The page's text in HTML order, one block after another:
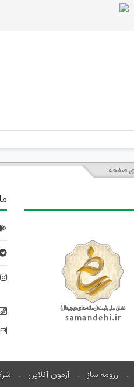
صفحه
رزومه ساز آزمون آنلاین